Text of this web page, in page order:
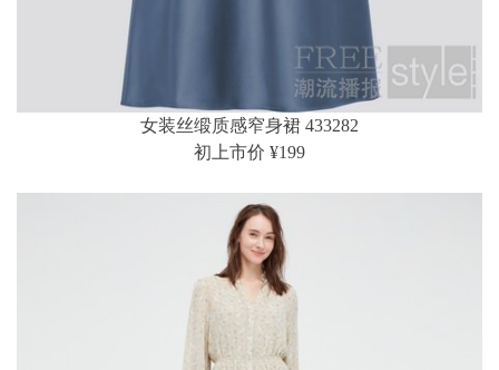
女装丝缎质感窄身裙 433282
初上市价 ¥199